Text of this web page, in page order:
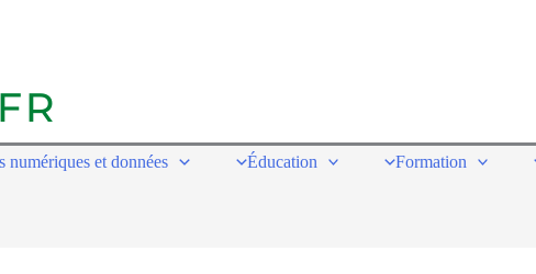
numériques et données Éducation Formation